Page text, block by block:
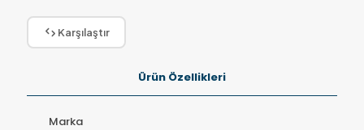
Karşılaştır
Ürün Özellikleri
Marka